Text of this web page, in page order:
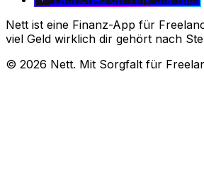
Nett ist eine Finanz-App für
viel Geld wirklich dir gehört nach
© 2026 Nett. Mit Sorgfalt für